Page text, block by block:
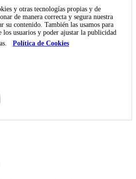
y otras tecnologías propias y de
de manera correcta y segura nuestra
su contenido. También las usamos para
los usuarios y poder ajustar la publicidad
Política de Cookies